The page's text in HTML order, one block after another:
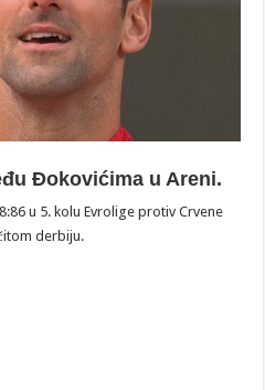
Đokovićima u Areni.
u 5. kolu Evrolige protiv Crvene
derbiju.